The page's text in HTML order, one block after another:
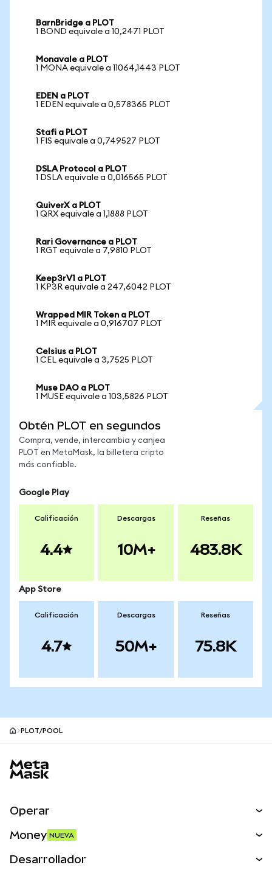
BarnBridge a PLOT
1 BOND equivale a 10,2471 PLOT
Monavale a PLOT
1 MONA equivale a 11064,1443 PLOT
EDEN a PLOT
1 EDEN equivale a 0,578365 PLOT
Stafi a PLOT
1 FIS equivale a 0,749527 PLOT
DSLA Protocol a PLOT
1 DSLA equivale a 0,016565 PLOT
QuiverX a PLOT
1 QRX equivale a 1,1888 PLOT
Rari Governance a PLOT
1 RGT equivale a 7,9810 PLOT
Keep3rV1 a PLOT
1 KP3R equivale a 247,6042 PLOT
Wrapped MIR Token a PLOT
1 MIR equivale a 0,916707 PLOT
Celsius a PLOT
1 CEL equivale a 3,7525 PLOT
Muse DAO a PLOT
1 MUSE equivale a 103,5826 PLOT
Obtén PLOT en segundos
Compra, vende, intercambia y canjea
PLOT en MetaMask, la billetera cripto
más confiable.
Google Play
Calificación
4.4
Descargas
10M+
Reseñas
483.8K
App Store
Calificación
4.7
Descargas
50M+
Reseñas
75.8K
PLOT/POOL
Operar
Money NUEVA
Desarrollador